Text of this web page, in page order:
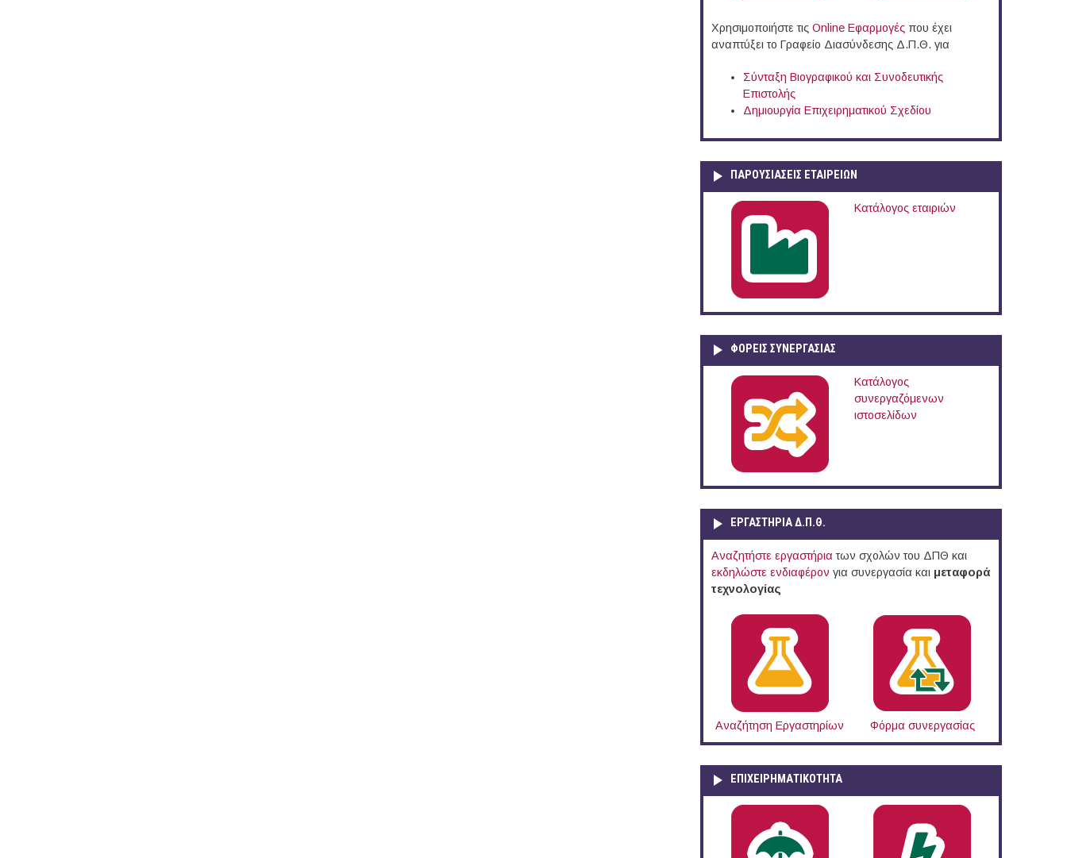
Χρησιμοποιήστε τις Online Eφαρμογές που έχει
αναπτύξει το Γραφείο Διασύνδεσης Δ.Π.Θ. για
Σύνταξη Βιογραφικού και Συνοδευτικής
Επιστολής
Δημιουργία Επιχειρηματικού Σχεδίου
ΠΑΡΟΥΣΙΆΣΕΙΣ ΕΤΑΙΡΕΙΏΝ
Κατάλογος εταιριών
ΦΟΡΕΙΣ ΣΥΝΕΡΓΑΣΙΑΣ
Κατάλογος
συνεργαζόμενων
ιστοσελίδων
ΕΡΓΑΣΤΗΡΙΑ Δ.Π.Θ.
Αναζητήστε εργαστήρια των σχολών του ΔΠΘ και
εκδηλώστε ενδιαφέρον για συνεργασία και μεταφορά
τεχνολογίας
Αναζήτηση Εργαστηρίων Φόρμα συνεργασίας
ΕΠΙΧΕΙΡΗΜΑΤΙΚΟΤΗΤΑ